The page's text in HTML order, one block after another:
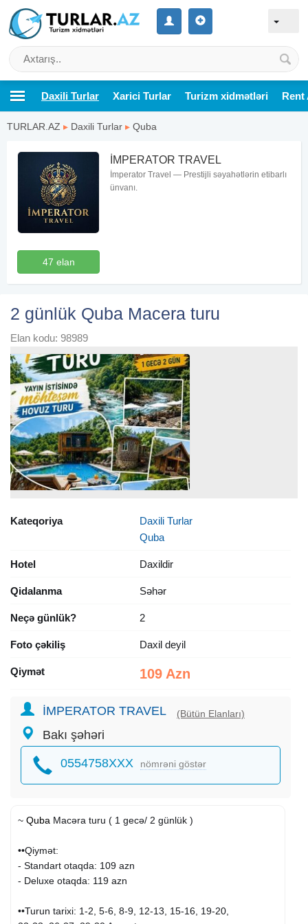
Daxili Turlar Xarici Turlar Turizm xidmətləri Rent
TURLAR.AZ ▸ Daxili Turlar ▸ Quba
47 elan
İMPERATOR TRAVEL
İmperator Travel — Prestijli səyahətlərin etibarlı
ünvanı.
2 günlük Quba Macera turu
Elan kodu: 98989
Kateqoriya
Daxili Turlar
Quba
Hotel Daxildir
Qidalanma Səhər
Neçə günlük? 2
Foto çəkiliş Daxil deyil
Qiymət 109 Azn
İMPERATOR TRAVEL (Bütün Elanları)
Bakı şəhəri
0554758XXX nömrəni göstər
~ Quba Macəra turu ( 1 gecə/ 2 günlük )
••Qiymət:
- Standart otaqda: 109 azn
- Deluxe otaqda: 119 azn
••Turun tarixi: 1-2, 5-6, 8-9, 12-13, 15-16, 19-20,